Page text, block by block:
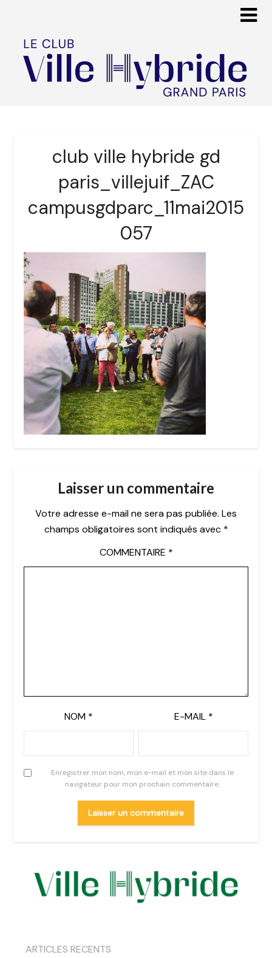
club ville hybride gd
paris_villejuif_ZAC
campusgdparc_11mai2015
057
Laisser un commentaire
Votre adresse e-mail ne sera pas publiée. Les
champs obligatoires sont indiqués avec *
COMMENTAIRE *
NOM * E-MAIL *
Enregistrer mon nom, mon e-mail et mon site dans le
navigateur pour mon prochain commentaire.
ARTICLES RECENTS